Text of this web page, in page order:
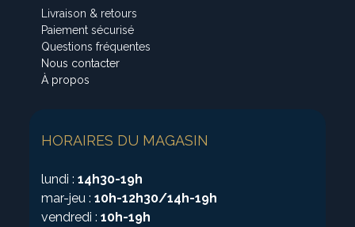
Livraison & retours
Paiement sécurisé
Questions fréquentes
Nous contacter
À propos
HORAIRES DU MAGASIN
lundi :14h30-19h
mar-jeu :10h-12h30/14h-19h
vendredi :10h-19h